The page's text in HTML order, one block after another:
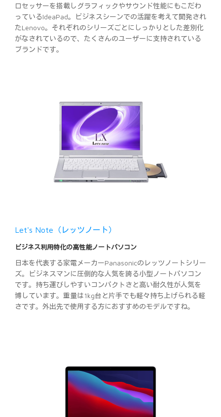
ロセッサーを搭載しグラフィックやサウンド性能にもこだわ
っているIdeaPad。ビジネスシーンでの活躍を考えて開発され
たLenovo。それぞれのシリーズごとにしっかりとした差別化
がなされているので、たくさんのユーザーに支持されている
ブランドです。
Let's Note（レッツノート）
ビジネス利用特化の高性能ノートパソコン
日本を代表する家電メーカーPanasonicのレッツノートシリー
ズ。ビジネスマンに圧倒的な人気を誇る小型ノートパソコン
です。持ち運びしやすいコンパクトさと高い耐久性が人気を
博しています。重量は1kg台と片手でも軽々持ち上げられる軽
さです。外出先で使用する方におすすめのモデルですね。